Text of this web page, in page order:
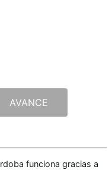
AVANCE
funciona gracias a